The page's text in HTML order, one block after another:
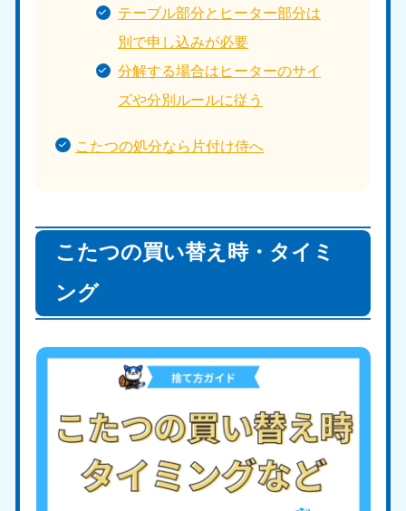
テーブル部分とヒーター部分は
別で申し込みが必要
分解する場合はヒーターのサイ
ズや分別ルールに従う
こたつの処分なら片付け侍へ
こたつの買い替え時・タイミ
ング